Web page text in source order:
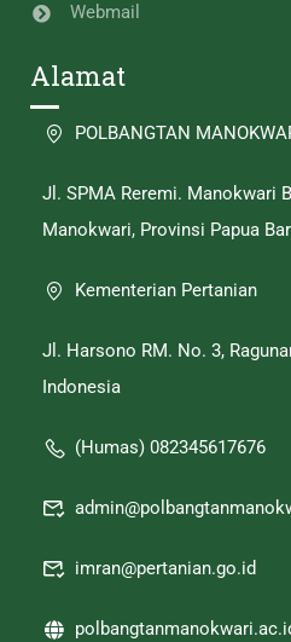
Webmail
Alamat
POLBANGTAN
Jl. SPMA Reremi. Manokwari
Manokwari, Provinsi Papua
Kementerian Pertanian
Jl. Harsono RM. No. 3,
Indonesia
(Humas) 082345617676
imran@pertanian.go.id